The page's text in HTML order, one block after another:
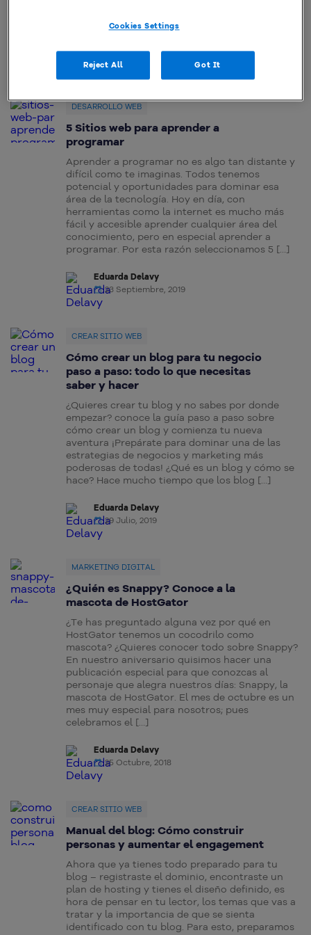
páginas web, […]
18 Diciembre, 2019
DESARROLLO WEB
5 Sitios web para aprender a
programar
Aprender a programar no es algo tan distante y
difícil como te imaginas. Todos tenemos
potencial y oportunidades para dominar esa
área de la tecnología. Hoy en día, con
herramientas como la internet es mucho más
fácil y accesible aprender cualquier área del
conocimiento, pero en especial aprender a
programar. Por esta razón seleccionamos 5 […]
Eduarda Delavy
23 Septiembre, 2019
CREAR SITIO WEB
Cómo crear un blog para tu negocio
paso a paso: todo lo que necesitas
saber y hacer
¿Quieres crear tu blog y no sabes por donde
empezar? conoce la guía paso a paso sobre
cómo crear un blog y comienza tu nueva
aventura ¡Prepárate para dominar una de las
estrategias de negocios y marketing más
poderosas de todas! ¿Qué es un blog y cómo se
hace? Hace mucho tiempo que los blog […]
Eduarda Delavy
29 Julio, 2019
MARKETING DIGITAL
¿Quién es Snappy? Conoce a la
mascota de HostGator
¿Te has preguntado alguna vez por qué en
HostGator tenemos un cocodrilo como
mascota? ¿Quieres conocer todo sobre Snappy?
En nuestro aniversario quisimos hacer una
publicación especial para que conozcas al
personaje que alegra nuestros días: Snappy, la
mascota de HostGator. El mes de octubre es un
mes muy especial para nosotros; pues
celebramos el […]
Eduarda Delavy
25 Octubre, 2018
CREAR SITIO WEB
Manual del blog: Cómo construir
personas y aumentar el engagement
Ahora que ya tienes todo preparado para tu
blog – registraste el dominio, encontraste un
plan de hosting y tienes el diseño definido, es
hora de pensar en tu lector, los temas que vas a
tratar y la importancia de que se sienta
identificado con tu blog. Para esto, preparamos
Cookies Settings
Reject All Got It